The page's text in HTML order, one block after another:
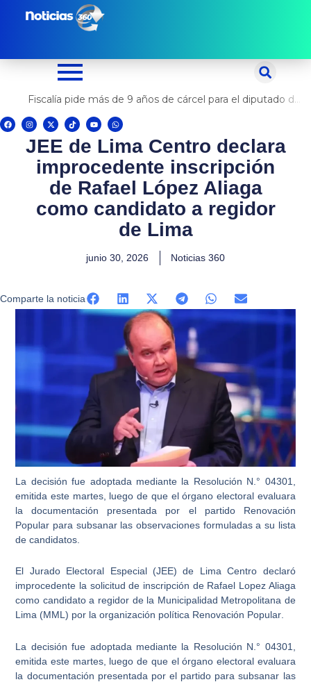
Fiscalía pide más de 9 años de cárcel para el diputado de oposición Harvey Colchado
F
a
c
I
n
s
t
a
X
-
t
w
t
e
T
i
k
t
o
Y
o
u
e
W
h
a
t
p
p
JEE de Lima Centro declara
improcedente inscripción
de Rafael López Aliaga
como candidato a regidor
de Lima
junio 30, 2026 Noticias 360
Comparte la noticia
La decisión fue adoptada mediante la Resolución N.° 04301,
emitida este martes, luego de que el órgano electoral evaluara
la documentación presentada por el partido Renovación
Popular para subsanar las observaciones formuladas a su lista
de candidatos.
El Jurado Electoral Especial (JEE) de Lima Centro declaró
improcedente la solicitud de inscripción de Rafael Lopez Aliaga
como candidato a regidor de la Municipalidad Metropolitana de
Lima (MML) por la organización política Renovación Popular.
La decisión fue adoptada mediante la Resolución N.° 04301,
emitida este martes, luego de que el órgano electoral evaluara
la documentación presentada por el partido para subsanar las